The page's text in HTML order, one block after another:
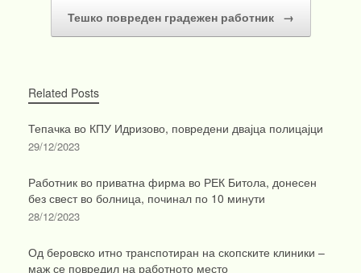
Тешко повреден градежен работник →
Related Posts
Тепачка во КПУ Идризово, повредени двајца полицајци
29/12/2023
Работник во приватна фирма во РЕК Битола, донесен
без свест во болница, починал по 10 минути
28/12/2023
Од беровско итно транспотиран на скопските клиники –
маж се повредил на работното место